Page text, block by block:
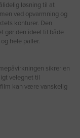
løsning til at
ved opvarmning og
konturer. Den
gør den ideel til både
hele paller.
sikrer en
velegnet til
kan være vanskelig